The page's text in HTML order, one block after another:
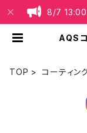
8/7 13:00
AQS
TOP コーティン